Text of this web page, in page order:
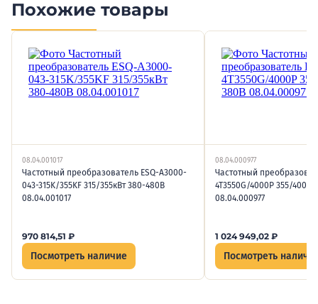
Похожие товары
08.04.001017
Частотный преобразователь ESQ-A3000-
043-315K/355KF 315/355кВт 380-480В
08.04.001017
970 814,51 ₽
Посмотреть наличие
08.04.000977
Частотный
4T3550G/4000P 355/
08.04.000977
1 024 949,02 ₽
Посмотреть